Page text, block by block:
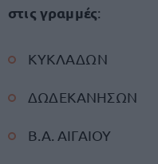
στις γραμμές:
⁠⁠ΚΥΚΛΑΔΩΝ
ΔΩΔΕΚΑΝΗΣΩΝ
⁠Β.Α. ΑΙΓΑΙΟΥ